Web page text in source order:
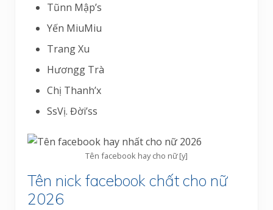
Tũnn Mập’s
Yến MiuMiu
Trang Xu
Hươngg Trà
Chị Thanh’x
SsVị. Đời’ss
Tên facebook hay cho nữ [y]
Tên nick facebook chất cho nữ
2026